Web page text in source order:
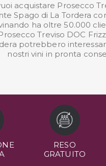
acquistare Prosecco
Spago di La Tordera
ha oltre 50.000
Treviso DOC
potrebbero
nostrivini in pronta
RESO
GRATUITO